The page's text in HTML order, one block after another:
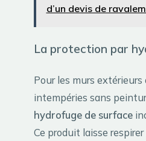
d’un devis de
La protection par
Pour les murs extérieurs
intempéries sans
hydrofuge de surface
Ce produit laisse